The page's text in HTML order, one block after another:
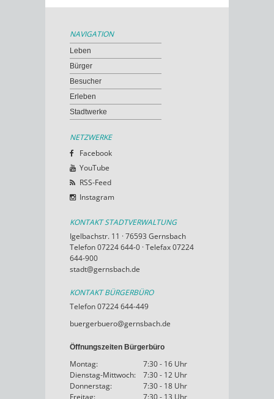
NAVIGATION
Leben
Bürger
Besucher
Erleben
Stadtwerke
NETZWERKE
Facebook
YouTube
RSS-Feed
Instagram
KONTAKT STADTVERWALTUNG
Igelbachstr. 11 · 76593 Gernsbach
Telefon 07224 644-0 · Telefax 07224
644-900
stadt@gernsbach.de
KONTAKT BÜRGERBÜRO
Telefon 07224 644-449
buergerbuero@gernsbach.de
Öffnungszeiten Bürgerbüro
Montag:
7:30 - 16 Uhr
Dienstag-Mittwoch:
7:30 - 12 Uhr
Donnerstag:
7:30 - 18 Uhr
Freitag:
7:30 - 13 Uhr